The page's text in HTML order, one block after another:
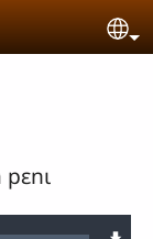
pɛnɩ